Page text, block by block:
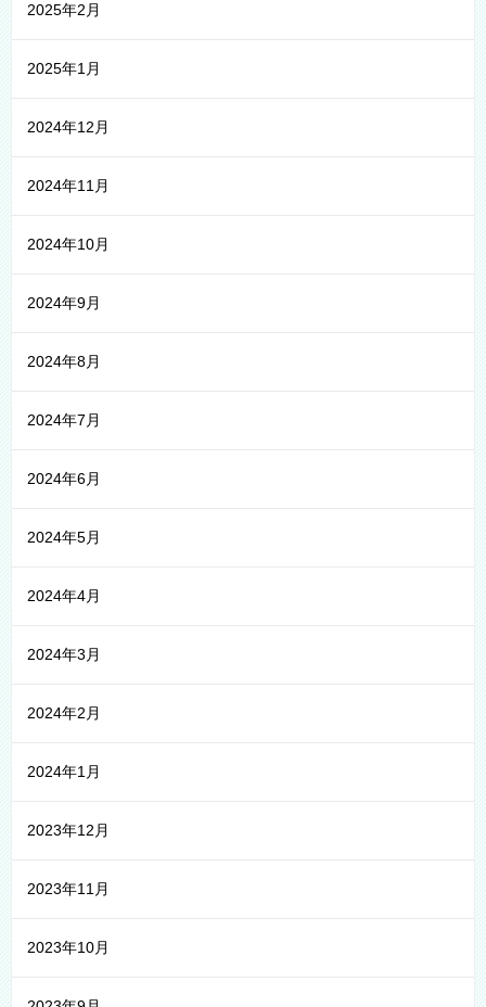
2025年2月
2025年1月
2024年12月
2024年11月
2024年10月
2024年9月
2024年8月
2024年7月
2024年6月
2024年5月
2024年4月
2024年3月
2024年2月
2024年1月
2023年12月
2023年11月
2023年10月